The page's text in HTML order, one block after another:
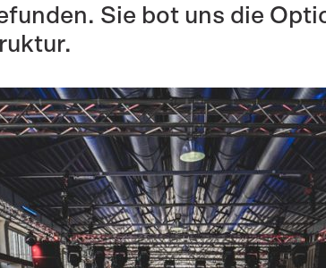
Sie bot uns die